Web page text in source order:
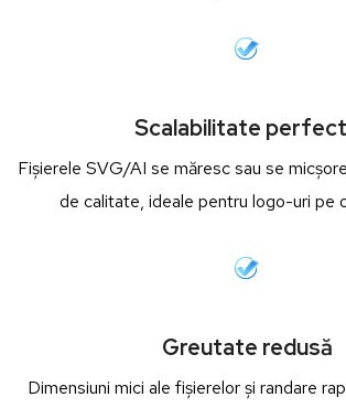
Scalabilitate
Fișierele SVG/AI se măresc sau se
de calitate, ideale pentru logo-uri pe
Greutate redusă
Dimensiuni mici ale fișierelor și randare